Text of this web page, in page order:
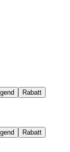
Rabatt
Rabatt